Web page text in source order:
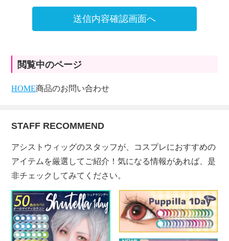
送信内容確認画面へ
閲覧中のページ
HOME商品のお問い合わせ
STAFF RECOMMEND
アシストウィッグのスタッフが、コスプレにおすすめの
アイテムを厳選してご紹介！気になる情報があれば、是
非チェックしてみてください。